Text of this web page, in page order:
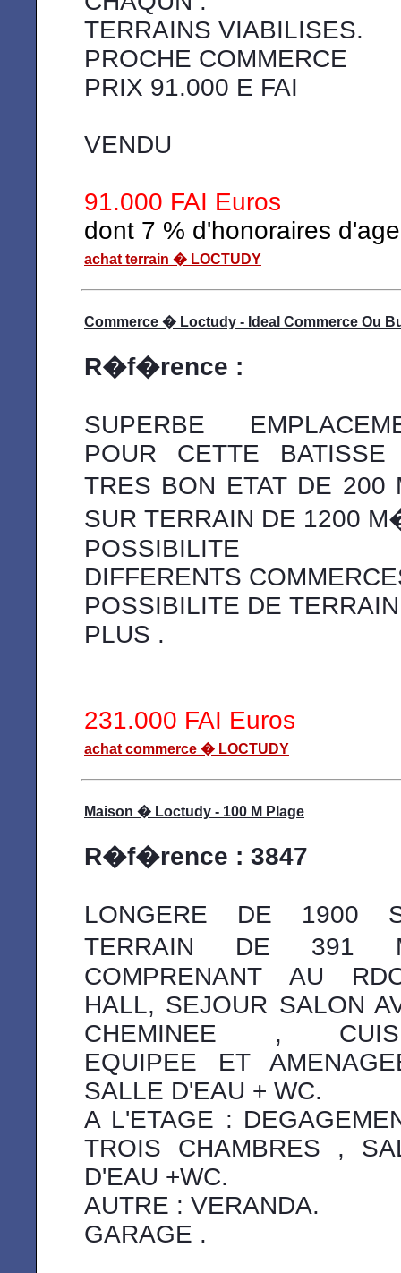
TERRAINS VIABILISES.
PROCHE COMMERCE
PRIX 91.000 E FAI
VENDU
91.000 FAI Euros
dont 7 % d'honoraires
achat terrain � LOCTUDY
Commerce � Loctudy - Ideal Commerce Ou
R�f�rence :
SUPERBE
POUR CETTE BATISSE
TRES BON ETAT DE
SUR TERRAIN DE 1200
POSSIBILITE
DIFFERENTS
POSSIBILITE DE
PLUS .
231.000 FAI Euros
achat commerce � LOCTUDY
Maison � Loctudy - 100 M Plage
R�f�rence : 3847
LONGERE DE 1900
TERRAIN DE 391
COMPRENANT AU
HALL, SEJOUR SALON
CHEMINEE ,
EQUIPEE ET
SALLE D'EAU + WC.
A L'ETAGE :
TROIS CHAMBRES ,
D'EAU +WC.
AUTRE : VERANDA.
GARAGE .